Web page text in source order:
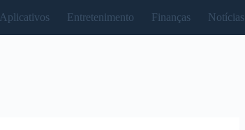
Aplicativos Entretenimento Finanças Notícias